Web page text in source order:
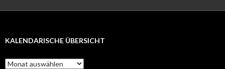
KALENDARISCHE ÜBERSICHT
Kalendarische